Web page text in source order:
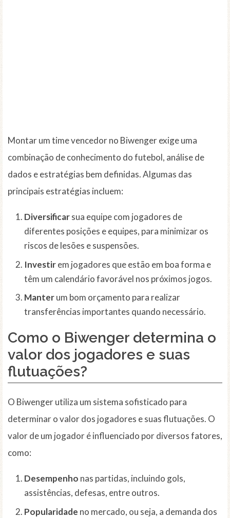
Montar um time vencedor no Biwenger exige uma
combinação de conhecimento do futebol, análise de
dados e estratégias bem definidas. Algumas das
principais estratégias incluem:
Diversificarsua equipe com jogadores de
diferentes posições e equipes, para minimizar os
riscos de lesões e suspensões.
Investirem jogadores que estão em boa forma e
têm um calendário favorável nos próximos jogos.
Manterum bom orçamento para realizar
transferências importantes quando necessário.
Como o Biwenger determina o
valor dos jogadores e suas
flutuações?
O Biwenger utiliza um sistema sofisticado para
determinar o valor dos jogadores e suas flutuações. O
valor de um jogador é influenciado por diversos fatores,
como:
Desempenho nas partidas, incluindo gols,
assistências, defesas, entre outros.
Popularidade no mercado, ou seja, a demanda dos